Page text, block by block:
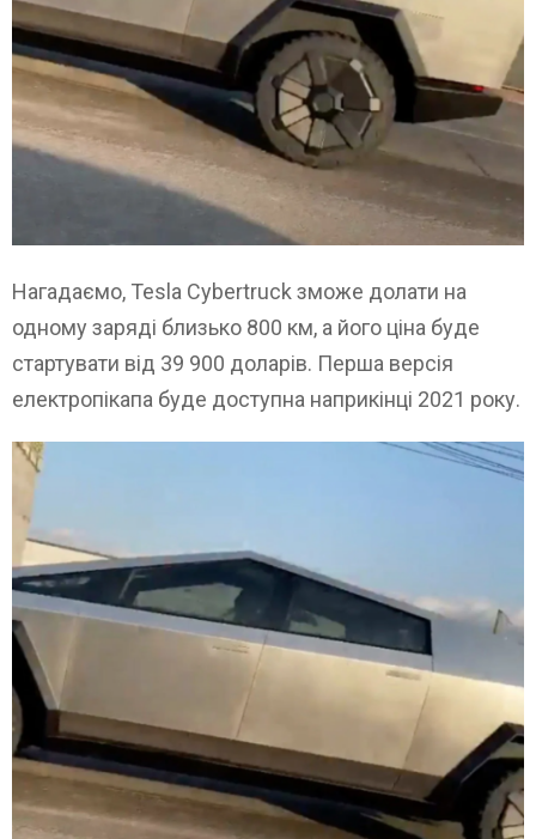
Нагадаємо, Tesla Cybertruck зможе долати на
одному заряді близько 800 км, а його ціна буде
стартувати від 39 900 доларів. Перша версія
електропікапа буде доступна наприкінці 2021 року.